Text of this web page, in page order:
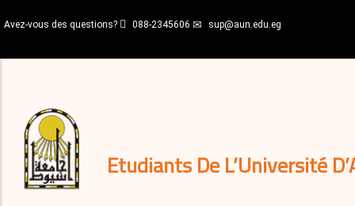
au
principal
Avez-vous des questions? 088-2345606 sup@aun.edu.eg
Etudiants De L’Université
décisions
Expatriés
Journal